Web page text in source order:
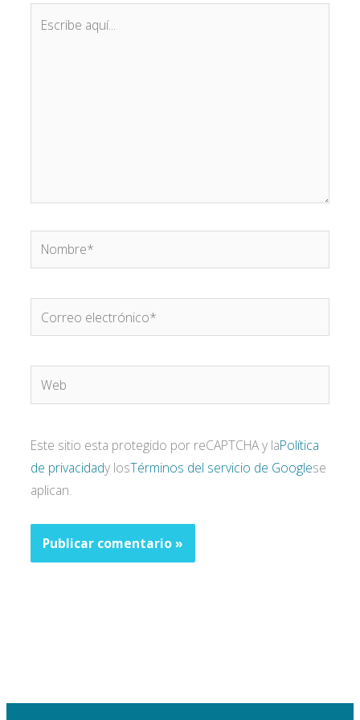
Nombre*
Correo
electrónico*
Web
Este sitio esta protegido por reCAPTCHA y laPolítica
de privacidady losTérminos del servicio de Googlese
aplican.